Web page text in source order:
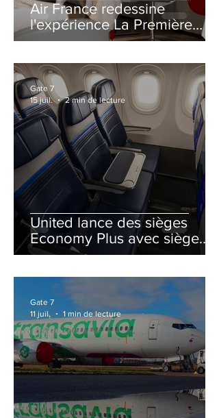
Air France redessine
l'expérience La Première
avec un salon entièrement
United lance des sièges
Economy Plus avec siège
central neutralisé
Gate 7
15 juil.
2 min de lecture
Gate 7
11 juil.
1 min de lecture